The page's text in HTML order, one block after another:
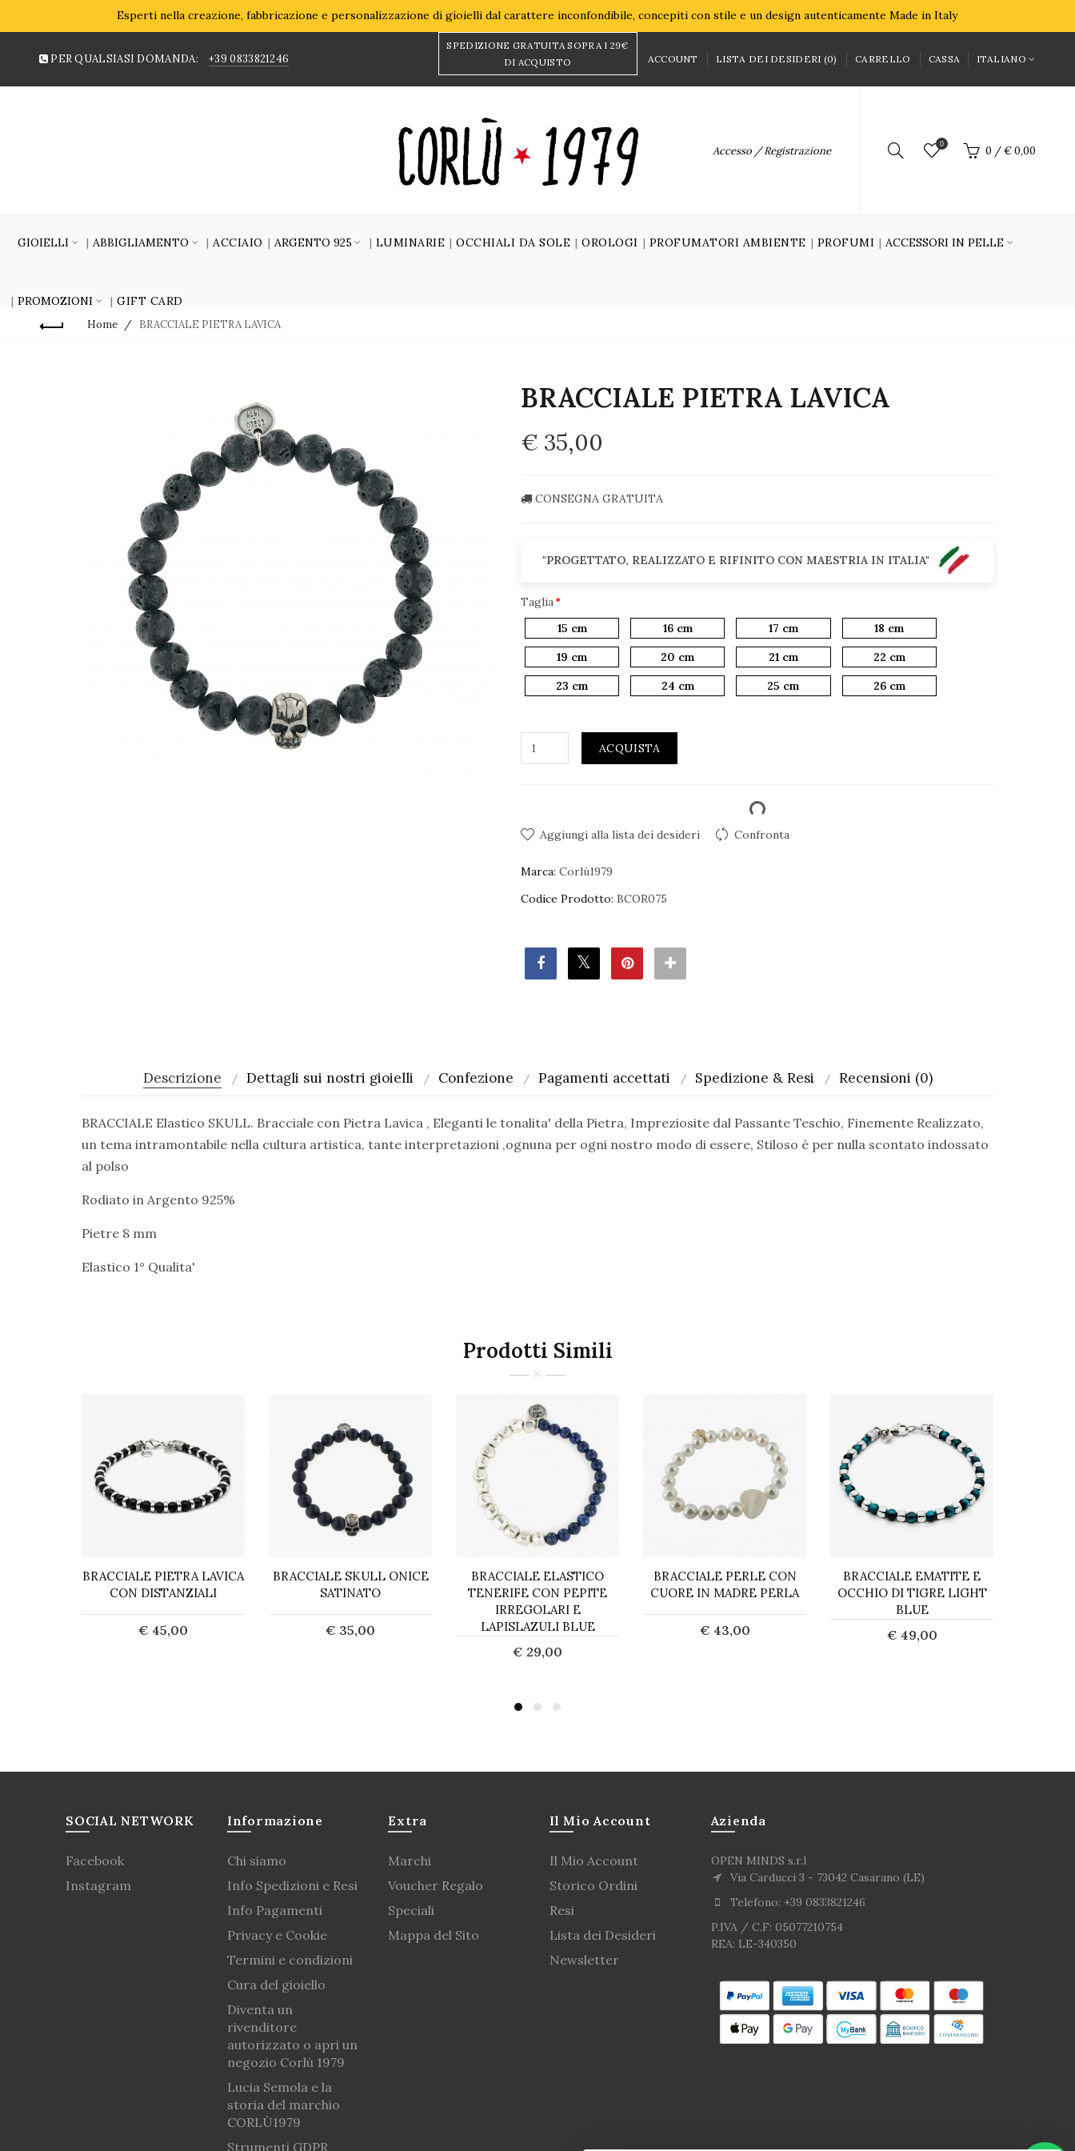
Esperti nella creazione, fabbricazione e personalizzazione di gioielli dal carattere inconfondibile, concepiti con stile e un design autenticamente Made in Italy
PER QUALSIASI DOMANDA: +39 0833821246
SPEDIZIONE GRATUITA SOPRA I 29€
DI ACQUISTO
ACCOUNT LISTA DEI DESIDERI (0) CARRELLO CASSA ITALIANO
Accesso / Registrazione 0 0 / € 0,00
GIOIELLI ABBIGLIAMENTO ACCIAIO ARGENTO 925 LUMINARIE OCCHIALI DA SOLE OROLOGI PROFUMATORI AMBIENTE PROFUMI ACCESSORI IN PELLE
PROMOZIONI GIFT CARD
Home BRACCIALE PIETRA LAVICA
BRACCIALE PIETRA LAVICA
€ 35,00
CONSEGNA GRATUITA
"PROGETTATO, REALIZZATO E RIFINITO CON MAESTRIA IN ITALIA"
Taglia
15 cm
16 cm 17 cm
18 cm
19 cm
20 cm 21 cm
22 cm
23 cm
24 cm 25 cm 26 cm
ACQUISTA
Aggiungi alla lista dei desideri Confronta
Marca: Corlù1979
Codice Prodotto: BCOR075
Descrizione Dettagli sui nostri gioielli Confezione Pagamenti accettati Spedizione & Resi Recensioni (0)
BRACCIALE Elastico SKULL. Bracciale con Pietra Lavica , Eleganti le tonalita' della Pietra, Impreziosite dal Passante Teschio, Finemente Realizzato,
un tema intramontabile nella cultura artistica, tante interpretazioni ,ognuna per ogni nostro modo di essere, Stiloso è per nulla scontato indossato
al polso
Rodiato in Argento 925%
Pietre 8 mm
Elastico 1° Qualita'
Prodotti Simili
BRACCIALE PIETRA LAVICA
CON DISTANZIALI
€ 45,00
BRACCIALE SKULL ONICE
SATINATO
€ 35,00
BRACCIALE ELASTICO
TENERIFE CON PEPITE
IRREGOLARI E
LAPISLAZULI BLUE
€ 29,00
BRACCIALE PERLE CON
CUORE IN MADRE PERLA
€ 43,00
BRACCIALE EMATITE E
OCCHIO DI TIGRE LIGHT
BLUE
€ 49,00
SOCIAL NETWORK
Facebook
Instagram
Informazione
Chi siamo
Info Spedizioni e Resi
Info Pagamenti
Privacy e Cookie
Termini e condizioni
Cura del gioiello
Diventa un
rivenditore
autorizzato o apri un
negozio Corlù 1979
Lucia Semola e la
storia del marchio
CORLÙ1979
Strumenti GDPR
Extra
Marchi
Voucher Regalo
Speciali
Mappa del Sito
Il Mio Account
Il Mio Account
Storico Ordini
Resi
Lista dei Desideri
Newsletter
Azienda
OPEN MINDS s.r.l
Via Carducci 3 - 73042 Casarano (LE)
Telefono: +39 0833821246
P.IVA / C.F: 05077210754
REA: LE-340350